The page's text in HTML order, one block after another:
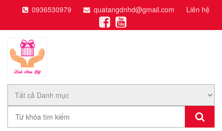
0936530979 quatangdnhd@gmail.com Liên hệ